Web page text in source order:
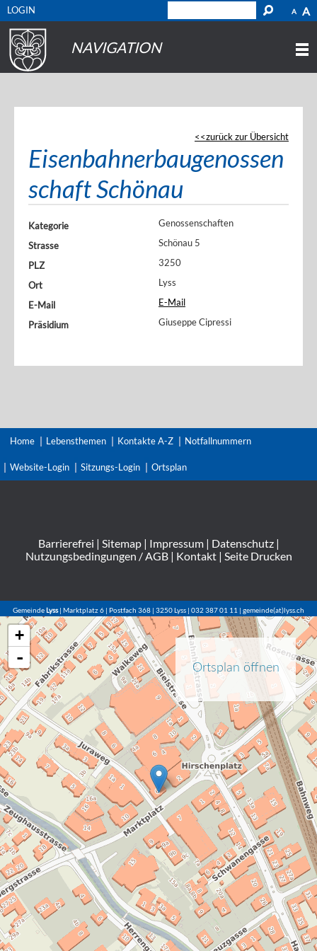
A A
LOGIN
NAVIGATION
zurück zur Übersicht
Eisenbahnerbaugenossen
schaft Schönau
Kategorie
Genossenschaften
Strasse
Schönau 5
PLZ
3250
Ort
Lyss
E-Mail
E-Mail
Präsidium
Giuseppe Cipressi
Home Lebensthemen Kontakte A-Z Notfallnummern
Website-Login Sitzungs-Login Ortsplan
Barrierefrei | Sitemap| Impressum| Datenschutz|
Nutzungsbedingungen / AGB| Kontakt| Seite Drucken
GemeindeLyss| Marktplatz 6 | Postfach 368 | 3250 Lyss | 032 387 01 11 | gemeinde(at)lyss.ch